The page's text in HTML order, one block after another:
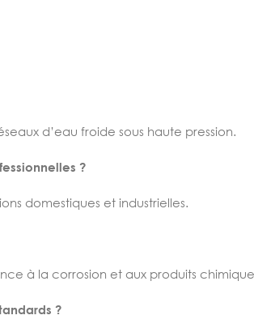
d’eau froide sous haute pression.
?
domestiques et industrielles.
à la corrosion et aux produits
?